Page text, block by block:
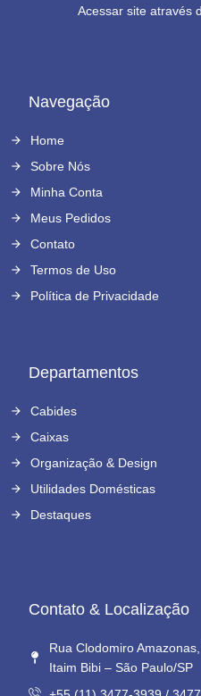
Acessar site através
Navegação
Home
Sobre Nós
Minha Conta
Meus Pedidos
Contato
Termos de Uso
Política de Privacidade
Departamentos
Cabides
Caixas
Organização & Design
Utilidades Domésticas
Destaques
Contato & Localização
Rua Clodomiro
Itaim Bibi – São Paulo/SP